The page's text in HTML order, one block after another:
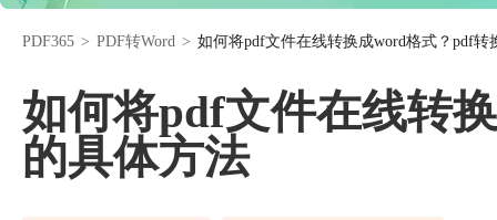
PDF365 > PDF转Word > 如何将pdf文件在线转换成word格式？pdf转
如何将pdf文件在线转
的具体方法